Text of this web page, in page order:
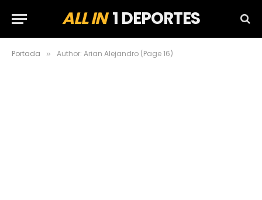
ALL IN1 DEPORTES
Portada » Author: Arian Alejandro (Page 16)